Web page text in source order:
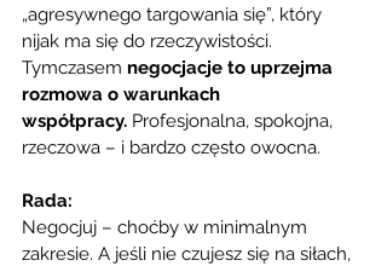
„agresywnego targowania się”, który
nijak ma się do rzeczywistości.
Tymczasem negocjacje to uprzejma
rozmowa o warunkach
współpracy. Profesjonalna, spokojna,
rzeczowa – i bardzo często owocna.
Rada:
Negocjuj – choćby w minimalnym
zakresie. A jeśli nie czujesz się na siłach,